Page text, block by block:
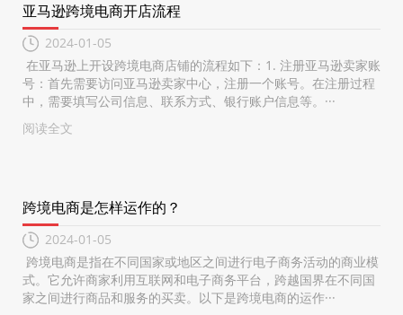
亚马逊跨境电商开店流程
2024-01-05
在亚马逊上开设跨境电商店铺的流程如下：1. 注册亚马逊卖家账
号：首先需要访问亚马逊卖家中心，注册一个账号。在注册过程
中，需要填写公司信息、联系方式、银行账户信息等。···
阅读全文
跨境电商是怎样运作的？
2024-01-05
跨境电商是指在不同国家或地区之间进行电子商务活动的商业模
式。它允许商家利用互联网和电子商务平台，跨越国界在不同国
家之间进行商品和服务的买卖。以下是跨境电商的运作···